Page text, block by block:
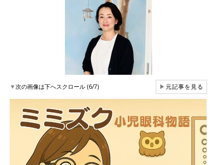
▼次の画像は下へスクロール (6/7) ▶元記事を見る